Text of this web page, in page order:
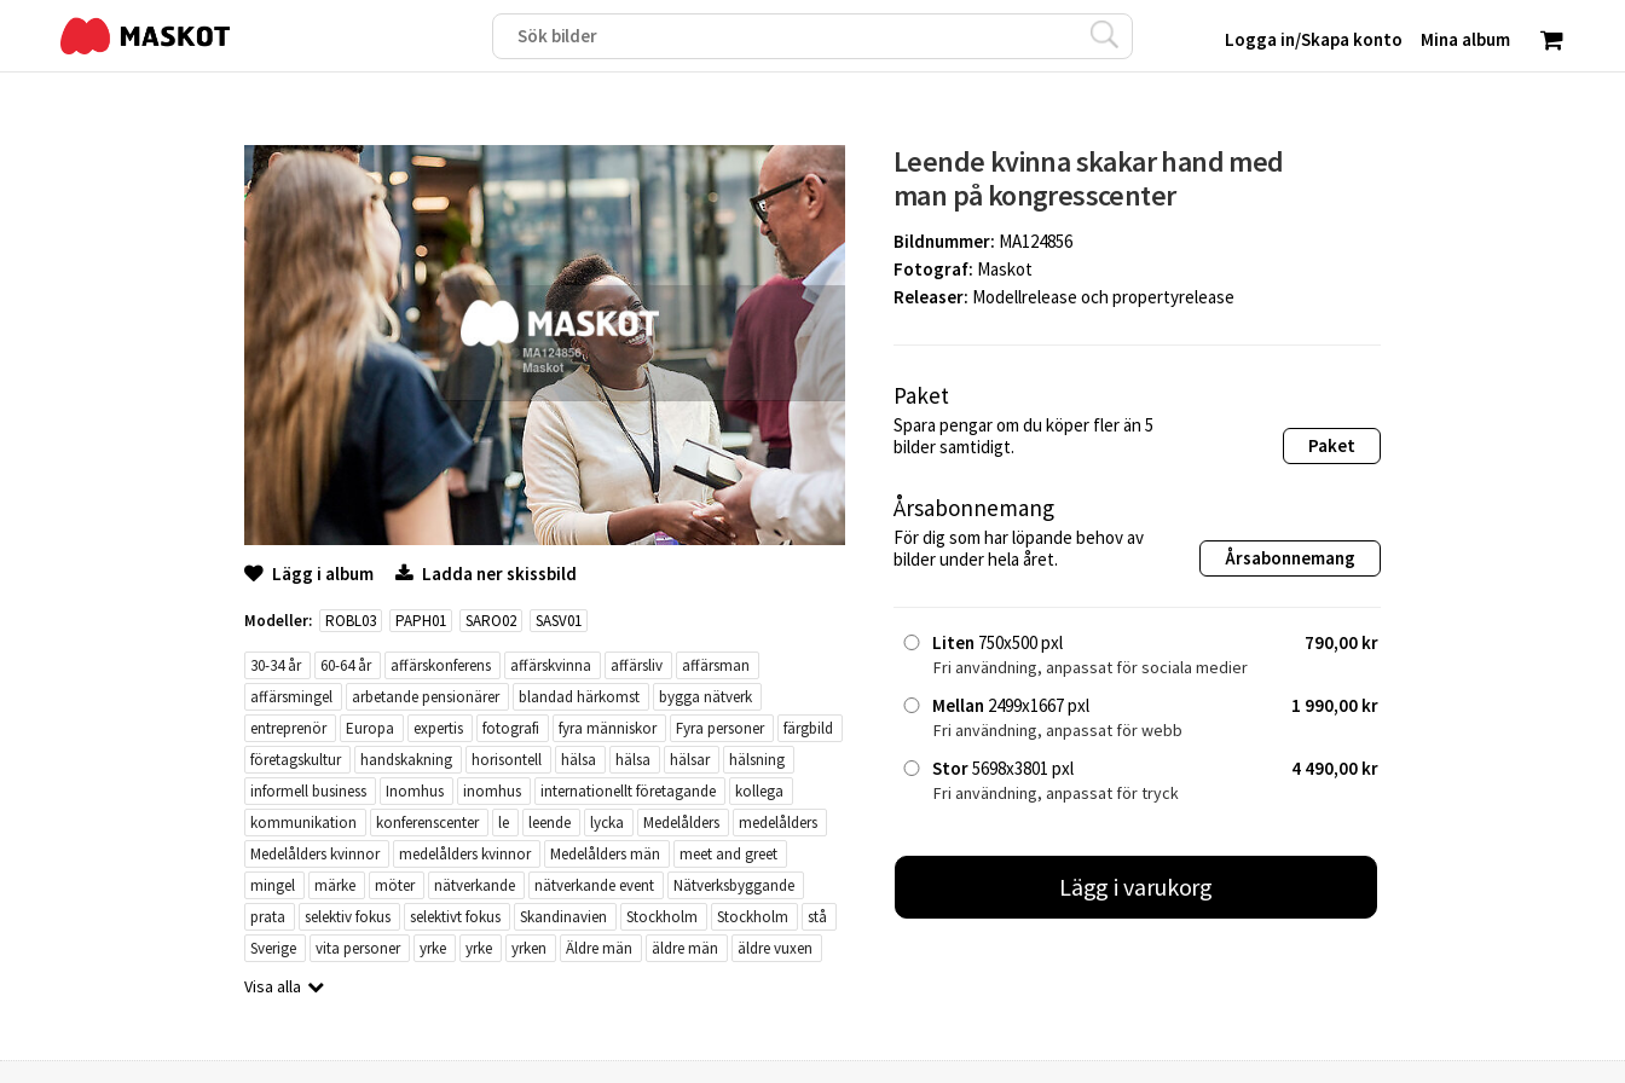
Mina album
Logga in/Skapa konto
Lägg i album Ladda ner skissbild
Modeller: ROBL03 PAPH01 SARO02 SASV01
30-34 år 60-64 år affärskonferens affärskvinna affärsliv
affärsman
affärsmingel
arbetande pensionärer blandad härkomst
bygga nätverk
entreprenör
Europa expertis fotografi fyra människor Fyra personer
färgbild
företagskultur
handskakning horisontell hälsa hälsa hälsar
hälsning
informell business
Inomhus inomhus internationellt företagande
kollega
kommunikation
konferenscenter le leende lycka Medelålders
medelålders
Medelålders kvinnor
medelålders kvinnor Medelålders män
meet and greet
mingel
märke möter nätverkande nätverkande event
Nätverksbyggande
prata
selektiv fokus selektivt fokus Skandinavien Stockholm Stockholm
stå
Sverige
vita personer yrke yrke yrken Äldre män äldre män äldre vuxen
Visa alla
Leende kvinna skakar hand med
man på kongresscenter
Bildnummer: MA124856
Fotograf: Maskot
Releaser: Modellrelease och propertyrelease
Paket
Spara pengar om du köper fler än 5
bilder samtidigt.
Paket
Årsabonnemang
För dig som har löpande behov av
bilder under hela året.
Årsabonnemang
Liten 750x500 pxl 790,00 kr
Fri användning, anpassat för sociala medier
Mellan 2499x1667 pxl 1 990,00 kr
Fri användning, anpassat för webb
Stor5698x3801 pxl 4 490,00 kr
Fri användning, anpassat för tryck
Lägg i varukorg